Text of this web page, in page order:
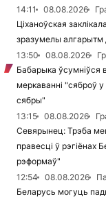
14:11
08.08.2026
Ціханоўская
зразумелы алгарытм
13:50
08.08.2026
Бабарыка ўсумніўся
меркаванні "сяброў
сябры"
13:15
08.08.2026
Севярынец: Трэба
правесці ў рэгіёнах
рэформаў"
12:54
08.08.2026
Беларусь могуць